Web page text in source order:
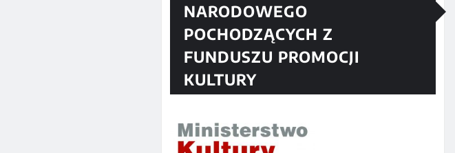
NARODOWEGO
POCHODZĄCYCH Z
FUNDUSZU PROMOCJI
KULTURY